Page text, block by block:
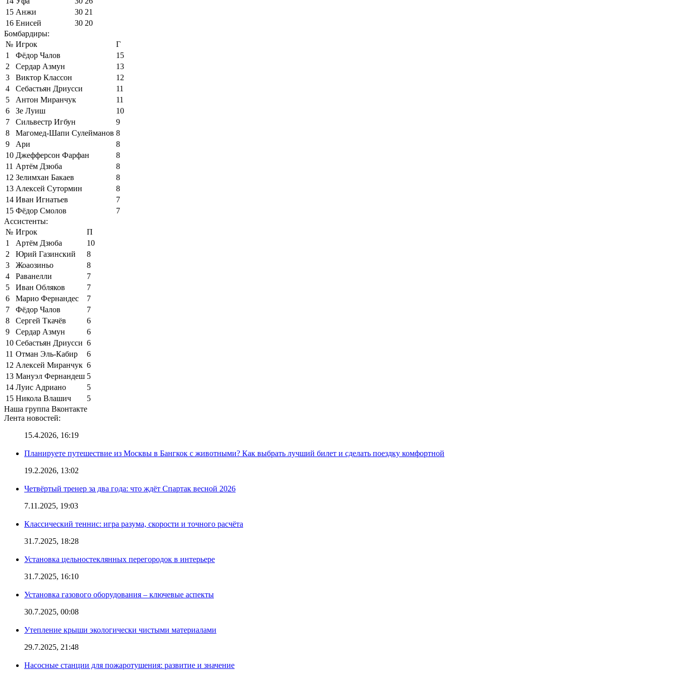
15 Анжи 30 21
16 Енисей 30 20
Бомбардиры:
№ Игрок
Г
1
Фёдор Чалов
15
2
Сердар Азмун
13
3
Виктор Классон
12
4
Себастьян Дриусси
11
5
Антон Миранчук
11
6
Зе Луиш
10
7
Сильвестр Игбун
9
8
Магомед-Шапи Сулейманов 8
9
Ари
8
10 Джефферсон Фарфан
8
11 Артём Дзюба
8
12 Зелимхан Бакаев
8
13 Алексей Сутормин
8
14 Иван Игнатьев
7
15 Фёдор Смолов
7
Ассистенты:
№ Игрок
П
1
Артём Дзюба
10
2
Юрий Газинский
8
3
Жоаозиньо
8
4
Раванелли
7
5
Иван Обляков
7
6
Марио Фернандес
7
7
Фёдор Чалов
7
8
Сергей Ткачёв
6
9
Сердар Азмун
6
10 Себастьян Дриусси 6
11 Отман Эль-Кабир
6
12 Алексей Миранчук 6
13 Мануэл Фернандеш 5
14 Луис Адриано
5
15 Никола Влашич
5
Наша группа Вконтакте
Лента новостей:
15.4.2026, 16:19
Планируете путешествие из Москвы в Бангкок с животными? Как выбрать лучший билет и сделать поездку комфортной
19.2.2026, 13:02
Четвёртый тренер за два года: что ждёт Спартак весной 2026
7.11.2025, 19:03
Классический теннис: игра разума, скорости и точного расчёта
31.7.2025, 18:28
Установка цельностеклянных перегородок в интерьере
31.7.2025, 16:10
Установка газового оборудования – ключевые аспекты
30.7.2025, 00:08
Утепление крыши экологически чистыми материалами
29.7.2025, 21:48
Насосные станции для пожаротушения: развитие и значение